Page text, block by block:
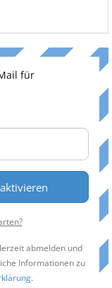
für
abmelden und
Informationen zu
.